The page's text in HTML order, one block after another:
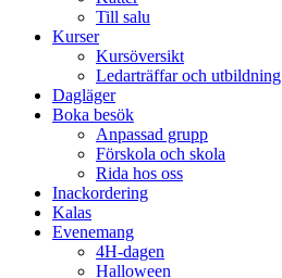
Till salu
Kurser
Kursöversikt
Ledarträffar och utbildning
Dagläger
Boka besök
Anpassad grupp
Förskola och skola
Rida hos oss
Inackordering
Kalas
Evenemang
4H-dagen
Halloween